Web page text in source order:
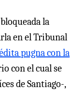
la
en el Tribunal
pugna con la
con el cual se
de Santiago-,